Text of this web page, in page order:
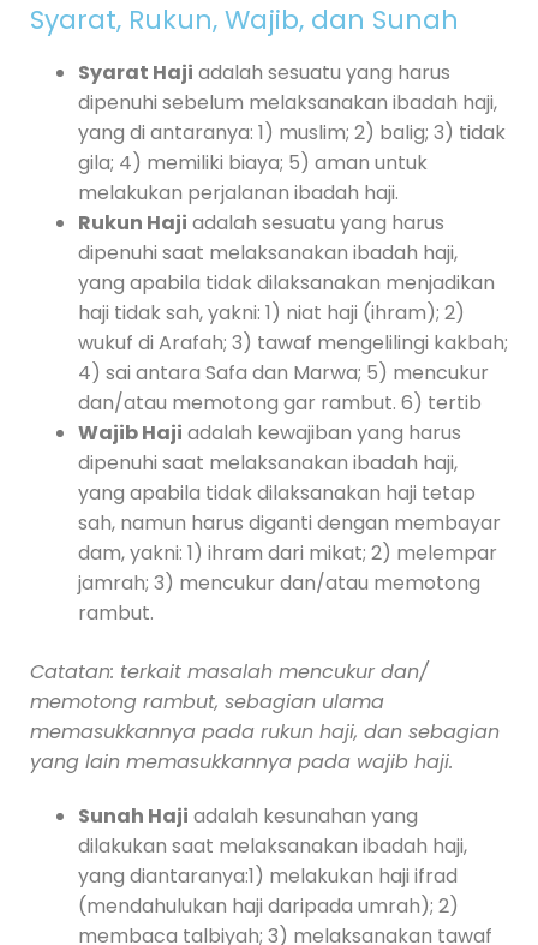
Syarat, Rukun, Wajib, dan Sunah
Syarat Haji adalah sesuatu yang harus
dipenuhi sebelum melaksanakan ibadah haji,
yang di antaranya: 1) muslim; 2) balig; 3) tidak
gila; 4) memiliki biaya; 5) aman untuk
melakukan perjalanan ibadah haji.
Rukun Haji adalah sesuatu yang harus
dipenuhi saat melaksanakan ibadah haji,
yang apabila tidak dilaksanakan menjadikan
haji tidak sah, yakni: 1) niat haji (ihram); 2)
wukuf di Arafah; 3) tawaf mengelilingi kakbah;
4) sai antara Safa dan Marwa; 5) mencukur
dan/atau memotong gar rambut. 6) tertib
Wajib Haji adalah kewajiban yang harus
dipenuhi saat melaksanakan ibadah haji,
yang apabila tidak dilaksanakan haji tetap
sah, namun harus diganti dengan membayar
dam, yakni: 1) ihram dari mikat; 2) melempar
jamrah; 3) mencukur dan/atau memotong
rambut.
Catatan: terkait masalah mencukur dan/
memotong rambut, sebagian ulama
memasukkannya pada rukun haji, dan sebagian
yang lain memasukkannya pada wajib haji.
Sunah Haji adalah kesunahan yang
dilakukan saat melaksanakan ibadah haji,
yang diantaranya:1) melakukan haji ifrad
(mendahulukan haji daripada umrah); 2)
membaca talbiyah; 3) melaksanakan tawaf